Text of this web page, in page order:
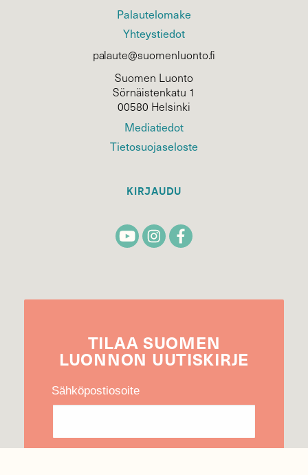
Palautelomake
Yhteystiedot
palaute@suomenluonto.fi
Suomen Luonto
Sörnäistenkatu 1
00580 Helsinki
Mediatiedot
Tietosuojaseloste
KIRJAUDU
TILAA SUOMEN
LUONNON UUTIS­KIRJE
Sähköpostiosoite